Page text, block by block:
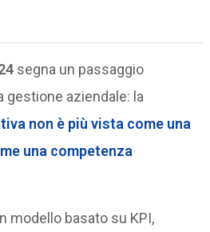
segna un passaggio
gestione aziendale: la
non è più vista come una
una competenza
modello basato su KPI,